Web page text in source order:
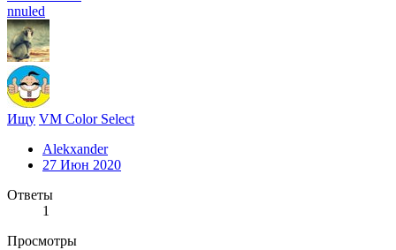
nnuled
Ищу VM Color Select
Alekxander
27 Июн 2020
Ответы
1
Просмотры